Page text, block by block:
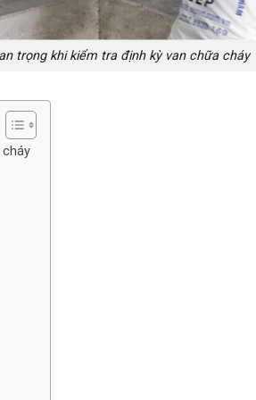
trọng khi kiểm tra định kỳ van chữa cháy